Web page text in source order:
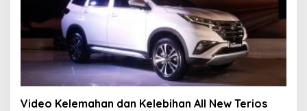
Video Kelemahan dan Kelebihan All New Terios